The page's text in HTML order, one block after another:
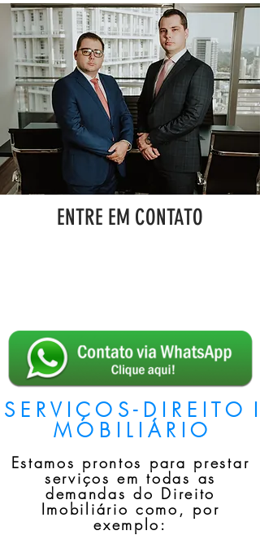
ENTRE EM CONTATO
S E R V I Ç O S - D I R E I T O I
M O B I L I Á R I O
Estamos prontos para prestar
serviços em todas as
demandas do Direito
Imobiliário como, por
exemplo: